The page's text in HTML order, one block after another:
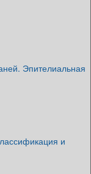
Эпителиальная
и